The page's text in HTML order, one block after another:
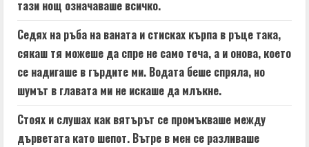
тази нощ означаваше всичко.
Седях на ръба на ваната и стисках кърпа в ръце така,
сякаш тя можеше да спре не само теча, а и онова, което
се надигаше в гърдите ми. Водата беше спряла, но
шумът в главата ми не искаше да млъкне.
Стоях и слушах как вятърът се промъкваше между
дърветата като шепот. Вътре в мен се разливаше